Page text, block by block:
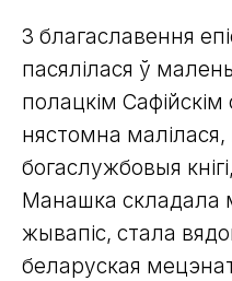
З благаславення
пасялілася ў
полацкім
нястомна малілася,
богаслужбовыя
Манашка складала
жывапіс, стала
беларуская